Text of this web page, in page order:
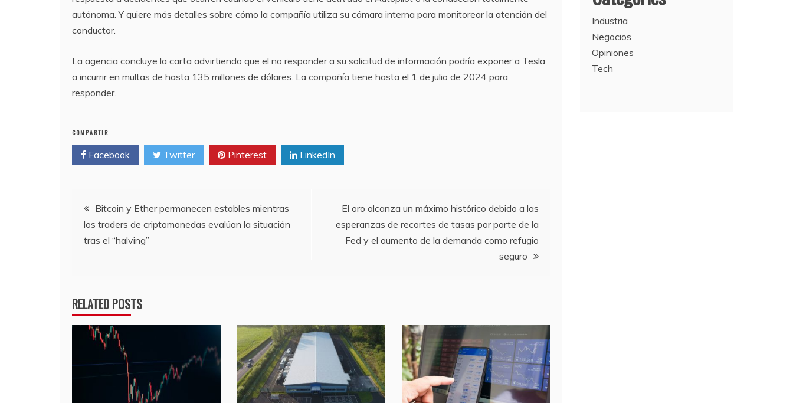
autónoma. Y quiere más detalles sobre cómo la compañía utiliza su cámara interna para monitorear la atención del
conductor.
La agencia concluye la carta advirtiendo que el no responder a su solicitud de información podría exponer a Tesla
a incurrir en multas de hasta 135 millones de dólares. La compañía tiene hasta el 1 de julio de 2024 para
responder.
COMPARTIR
Facebook Twitter Pinterest LinkedIn
Navegación
de
Bitcoin y Ether permanecen estables mientras
los traders de criptomonedas evalúan la situación
tras el “halving”
El oro alcanza un máximo histórico debido a las
esperanzas de recortes de tasas por parte de la
Fed y el aumento de la demanda como refugio
seguro
RELATED POSTS
Industria
Negocios
Opiniones
Tech